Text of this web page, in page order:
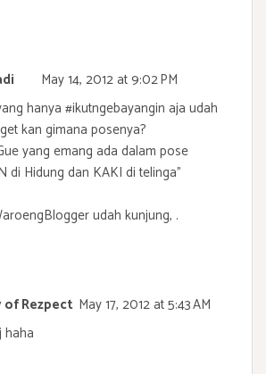
May 14, 2012 at 9:02 PM
hanya #ikutngebayangin aja udah
kan gimana posenya?
yang emang ada dalam pose
di Hidung dan KAKI di telinga"
udah kunjung, .
of Rezpect May 17, 2012 at 5:43 AM
haha